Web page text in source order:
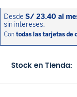
Stock en Tienda: